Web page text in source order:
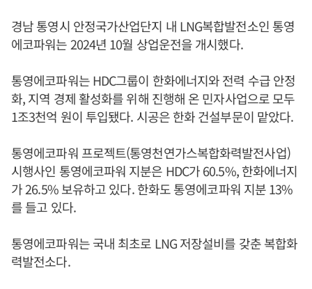
경남 통영시 안정국가산업단지 내 LNG복합발전소인 통영
에코파워는 2024년 10월 상업운전을 개시했다.
통영에코파워는 HDC그룹이 한화에너지와 전력 수급 안정
화, 지역 경제 활성화를 위해 진행해 온 민자사업으로 모두
1조3천억 원이 투입됐다. 시공은 한화 건설부문이 맡았다.
통영에코파워 프로젝트(통영천연가스복합화력발전사업)
시행사인 통영에코파워 지분은 HDC가 60.5%, 한화에너지
가 26.5% 보유하고 있다. 한화도 통영에코파워 지분 13%
를 들고 있다.
통영에코파워는 국내 최초로 LNG 저장설비를 갖춘 복합화
력발전소다.